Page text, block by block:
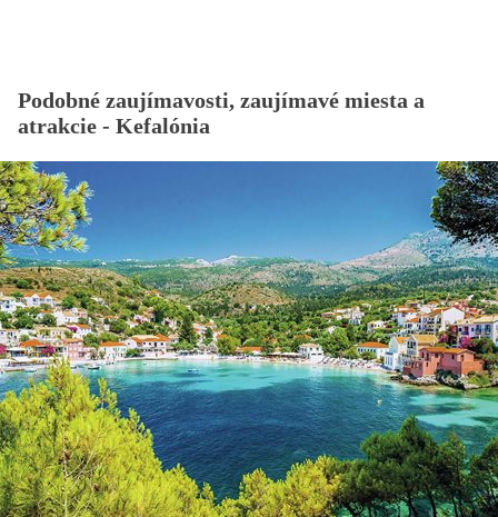
Podobné zaujímavosti, zaujímavé miesta a
atrakcie - Kefalónia